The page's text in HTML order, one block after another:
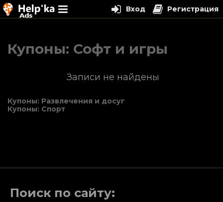
содержимому
Купоны: Софт и игры
Записи не найдены
Навигация
по
Купоны: Развлечения и досуг
Купоны: Спорт
Поиск по сайту:
Вход Регистрация